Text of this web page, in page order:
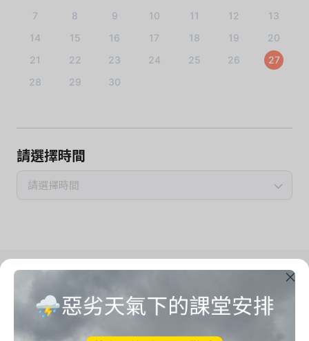
7
8 9 10 11 12
13
14
15 16 17 18 19
20
21
22 23 24 25 26
27
28
29 30
請選擇時間
請選擇時間
Imrama Yoga Studio
把心思留給自己
Start your imrama here.